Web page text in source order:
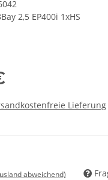
2,5 EP400i 1xHS
Lieferung
abweichend)